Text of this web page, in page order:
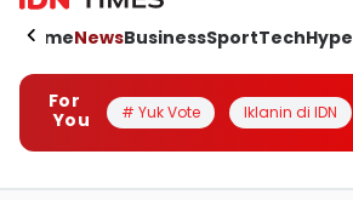
HomeNewsBusinessSportTechHype
For
You
# Yuk Vote Iklanin di IDN